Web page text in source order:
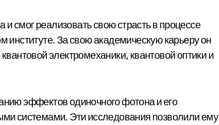
смог реализовать свою страсть в процессе
институте. За свою академическую карьеру он
электромеханики, квантовой оптики и
эффектов одиночного фотона и его
системами. Эти исследования позволили ему